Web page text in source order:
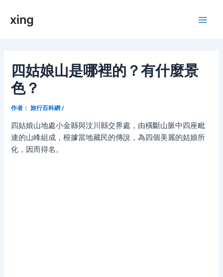
xing
四姑娘山是哪裡的？有什麼景
色？
作者： 旅行百科網 /
四姑娘山地處小金縣與汶川縣交界處，由橫斷山脈中四座毗
連的山峰組成，根據當地藏民的傳說，為四個美麗的姑娘所
化，因而得名。